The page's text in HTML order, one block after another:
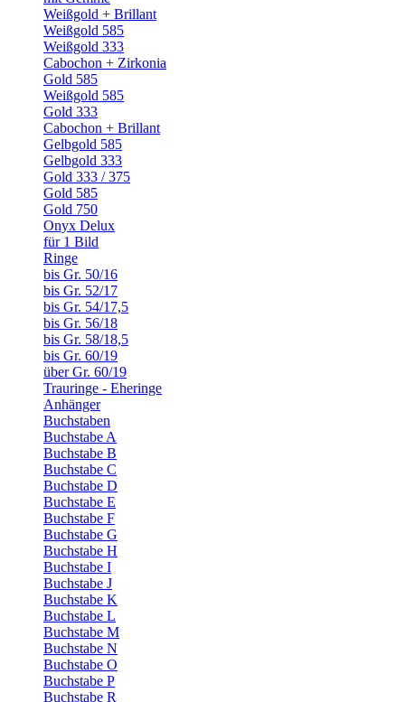
Weißgold + Brillant
Weißgold 585
Weißgold 333
Cabochon + Zirkonia
Gold 585
Weißgold 585
Gold 333
Cabochon + Brillant
Gelbgold 585
Gelbgold 333
Gold 333 / 375
Gold 585
Gold 750
Onyx Delux
für 1 Bild
Ringe
bis Gr. 50/16
bis Gr. 52/17
bis Gr. 54/17,5
bis Gr. 56/18
bis Gr. 58/18,5
bis Gr. 60/19
über Gr. 60/19
Trauringe - Eheringe
Anhänger
Buchstaben
Buchstabe A
Buchstabe B
Buchstabe C
Buchstabe D
Buchstabe E
Buchstabe F
Buchstabe G
Buchstabe H
Buchstabe I
Buchstabe J
Buchstabe K
Buchstabe L
Buchstabe M
Buchstabe N
Buchstabe O
Buchstabe P
Buchstabe R